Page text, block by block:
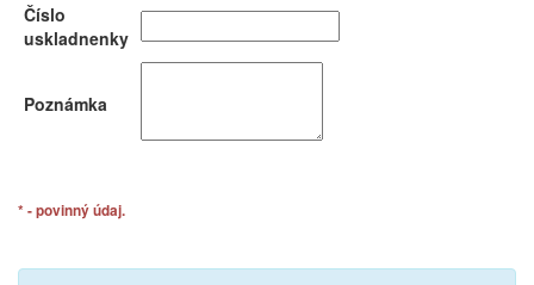
Číslo
uskladnenky
Poznámka
* - povinný údaj.